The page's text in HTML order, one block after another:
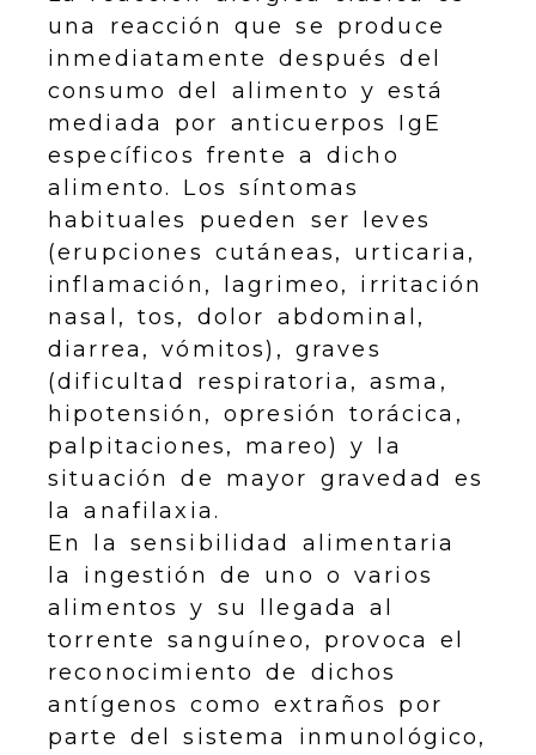
una reacción que se produce
inmediatamente después del
consumo del alimento y está
mediada por anticuerpos IgE
específicos frente a dicho
alimento. Los síntomas
habituales pueden ser leves
(erupciones cutáneas, urticaria,
inflamación, lagrimeo, irritación
nasal, tos, dolor abdominal,
diarrea, vómitos), graves
(dificultad respiratoria, asma,
hipotensión, opresión torácica,
palpitaciones, mareo) y la
situación de mayor gravedad es
la anafilaxia.
En la sensibilidad alimentaria
la ingestión de uno o varios
alimentos y su llegada al
torrente sanguíneo, provoca el
reconocimiento de dichos
antígenos como extraños por
parte del sistema inmunológico,